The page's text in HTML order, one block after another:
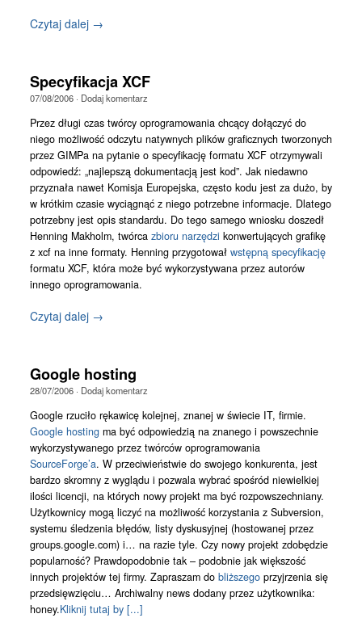
Czytaj dalej →
Specyfikacja XCF
07/08/2006· Dodaj komentarz
Przez długi czas twórcy oprogramowania chcący dołączyć do
niego możliwość odczytu natywnych plików graficznych tworzonych
przez GIMPa na pytanie o specyfikację formatu XCF otrzymywali
odpowiedź: „najlepszą dokumentacją jest kod”. Jak niedawno
przyznała nawet Komisja Europejska, często kodu jest za dużo, by
w krótkim czasie wyciągnąć z niego potrzebne informacje. Dlatego
potrzebny jest opis standardu. Do tego samego wniosku doszedł
Henning Makholm, twórca zbioru narzędzi konwertujących grafikę
z xcf na inne formaty. Henning przygotował wstępną specyfikację
formatu XCF, która może być wykorzystywana przez autorów
innego oprogramowania.
Czytaj dalej →
Google hosting
28/07/2006· Dodaj komentarz
Google rzuciło rękawicę kolejnej, znanej w świecie IT, firmie.
Google hostingma być odpowiedzią na znanego i powszechnie
wykorzystywanego przez twórców oprogramowania
SourceForge’a. W przeciwieństwie do swojego konkurenta, jest
bardzo skromny z wyglądu i pozwala wybrać spośród niewielkiej
ilości licencji, na których nowy projekt ma być rozpowszechniany.
Użytkownicy mogą liczyć na możliwość korzystania z Subversion,
systemu śledzenia błędów, listy dyskusyjnej (hostowanej przez
groups.google.com) i… na razie tyle. Czy nowy projekt zdobędzie
popularność? Prawdopodobnie tak – podobnie jak większość
innych projektów tej firmy. Zapraszam do bliższegoprzyjrzenia się
przedsięwzięciu… Archiwalny news dodany przez użytkownika:
honey.Kliknij tutaj by [...]